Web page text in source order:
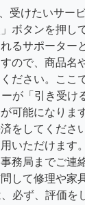
受けたいサー
ボタンを押し
るサポーター
ので、商品名
ださい。ここ
が「引き受け
可能になりま
をしてくださ
いただけます
務局までご連
して修理や家
必ず、評価を